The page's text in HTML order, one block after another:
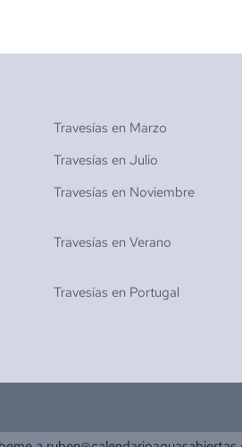
Travesías en Marzo
Travesías en Julio
Travesías en Noviembre
Travesías en Verano
Travesías en Portugal